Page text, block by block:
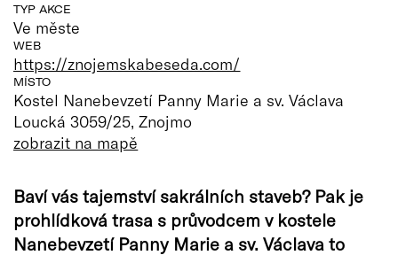
TYP AKCE
Ve měste
WEB
https://znojemskabeseda.com/
MÍSTO
Kostel Nanebevzetí Panny Marie a sv. Václava
Loucká 3059/25, Znojmo
zobrazit na mapě
Baví vás tajemství sakrálních staveb? Pak je
prohlídková trasa s průvodcem v kostele
Nanebevzetí Panny Marie a sv. Václava to